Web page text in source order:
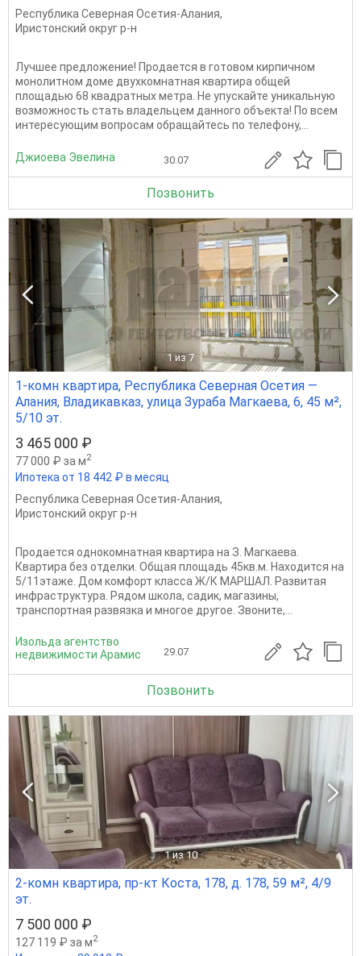
Республика Северная Осетия-Алания,
Иристонский округ р-н
Лучшее предложение! Продается в готовом кирпичном
монолитном доме двухкомнатная квартира общей
площадью 68 квадратных метра. Не упускайте уникальную
возможность стать владельцем данного объекта! По всем
интересующим вопросам обращайтесь по телефону,...
Джиоева Эвелина 30.07
Позвонить
1 из 7
1-комн квартира, Республика Северная Осетия —
Алания, Владикавказ, улица Зураба Магкаева, 6, 45 м²,
5/10 эт.
3 465 000 ₽
77 000 ₽ за м2
Ипотека от 18 442 ₽ в месяц
Республика Северная Осетия-Алания,
Иристонский округ р-н
Продается однокомнатная квартира на З. Магкаева.
Квартира без отделки. Общая площадь 45кв.м. Находится на
5/11этаже. Дом комфорт класса Ж/К МАРШАЛ. Развитая
инфраструктура. Рядом школа, садик, магазины,
транспортная развязка и многое другое. Звоните,...
Изольда агентство
недвижимости Арамис
29.07
Позвонить
1 из 10
2-комн квартира, пр-кт Коста, 178, д. 178, 59 м², 4/9
эт.
7 500 000 ₽
127 119 ₽ за м2